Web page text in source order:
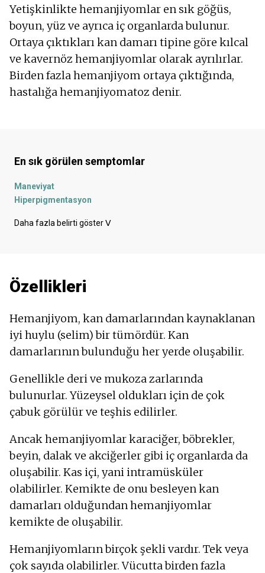
Yetişkinlikte hemanjiyomlar en sık göğüs,
boyun, yüz ve ayrıca iç organlarda bulunur.
Ortaya çıktıkları kan damarı tipine göre kılcal
ve kavernöz hemanjiyomlar olarak ayrılırlar.
Birden fazla hemanjiyom ortaya çıktığında,
hastalığa hemanjiyomatoz denir.
En sık görülen semptomlar
Maneviyat
Hiperpigmentasyon
Mavi deri
Görme yetisinde bozulma
Daha fazla belirti gösterᐯ
Özellikleri
Hemanjiyom, kan damarlarından kaynaklanan
iyi huylu (selim) bir tümördür. Kan
damarlarının bulunduğu her yerde oluşabilir.
Genellikle deri ve mukoza zarlarında
bulunurlar. Yüzeysel oldukları için de çok
çabuk görülür ve teşhis edilirler.
Ancak hemanjiyomlar karaciğer, böbrekler,
beyin, dalak ve akciğerler gibi iç organlarda da
oluşabilir. Kas içi, yani intramüsküler
olabilirler. Kemikte de onu besleyen kan
damarları olduğundan hemanjiyomlar
kemikte de oluşabilir.
Hemanjiyomların birçok şekli vardır. Tek veya
çok sayıda olabilirler. Vücutta birden fazla